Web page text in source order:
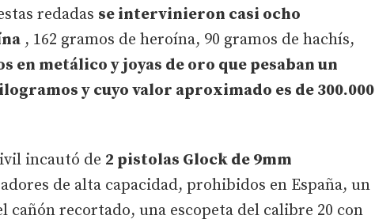
redadas se intervinieron casi ocho
, 162 gramos de heroína, 90 gramos de hachís,
en metálico y joyas de oro que pesaban un
y cuyo valor aproximado es de 300.000
incautó de 2 pistolas Glock de 9mm
de alta capacidad, prohibidos en España, un
cañón recortado, una escopeta del calibre 20 con